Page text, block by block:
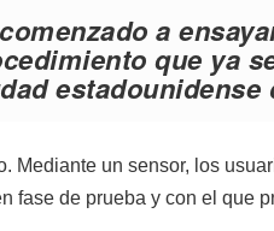
a
que ya
estadounidense
Mediante un sensor, los
fase de prueba y con el que